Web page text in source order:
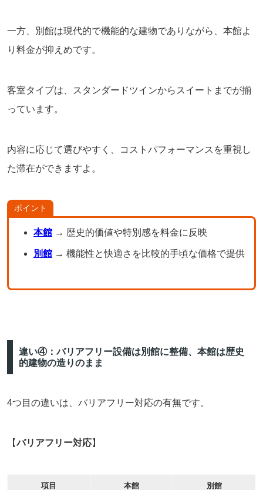
一方、別館は現代的で機能的な建物でありながら、本館よ
り料金が抑えめです。
客室タイプは、スタンダードツインからスイートまでが揃
っています。
内容に応じて選びやすく、コストパフォーマンスを重視し
た滞在ができますよ。
ポイント
本館→ 歴史的価値や特別感を料金に反映
別館→ 機能性と快適さを比較的手頃な価格で提供
違い④：バリアフリー設備は別館に整備、本館は歴史
的建物の造りのまま
4つ目の違いは、バリアフリー対応の有無です。
【バリアフリー対応】
項目 本館 別館